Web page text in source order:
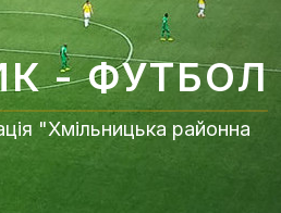
- ФУТБОЛ
"Хмільницька районна